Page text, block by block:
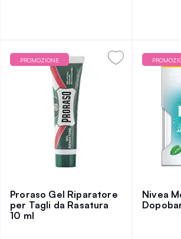
PROMOZIONE
Proraso Gel Riparatore
per Tagli da Rasatura
10 ml
Nivea